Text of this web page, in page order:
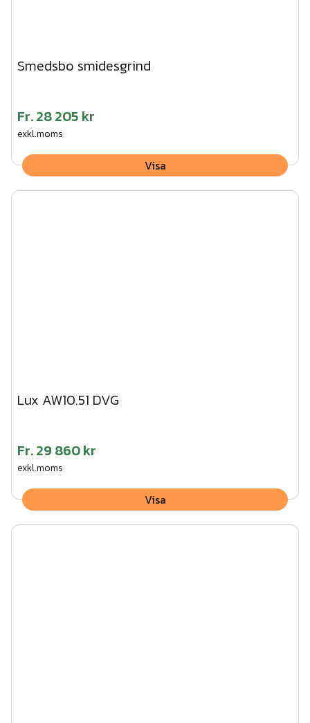
Smedsbo smidesgrind
Fr.28 205 kr
exkl.moms
Visa
Lux AW10.51 DVG
Fr.29 860 kr
exkl.moms
Visa